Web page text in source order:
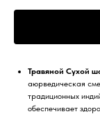
Травяной Сухой
аюрведическая
традиционных
обеспечивает